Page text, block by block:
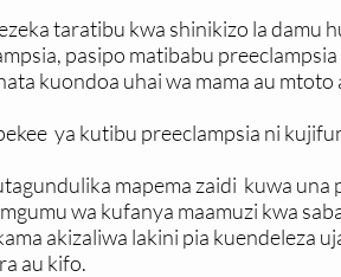
taratibu kwa shinikizo la damu
pasipo matibabu
kuondoa uhai wa mama au mtoto
ya kutibu preeclampsia ni
mapema zaidi kuwa
wa kufanya maamuzi kwa
akizaliwa lakini pia kuendeleza
au kifo.